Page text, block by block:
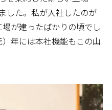
した。私が入社したのが
が建ったばかりの頃でし
年には本社機能もこの山